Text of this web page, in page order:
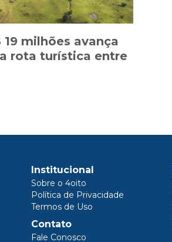
19 milhões avança
rota turística entre
Institucional
Sobre o 4oito
Política de Privacidade
Termos de Uso
Contato
Fale Conosco